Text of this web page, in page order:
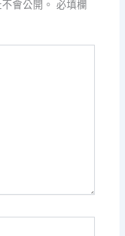
會公開。 必填欄